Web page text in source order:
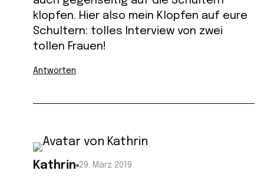
klopfen. Hier also mein Klopfen auf eure
Schultern: tolles Interview von zwei
tollen Frauen!
Antworten
Kathrin 29. März 2019